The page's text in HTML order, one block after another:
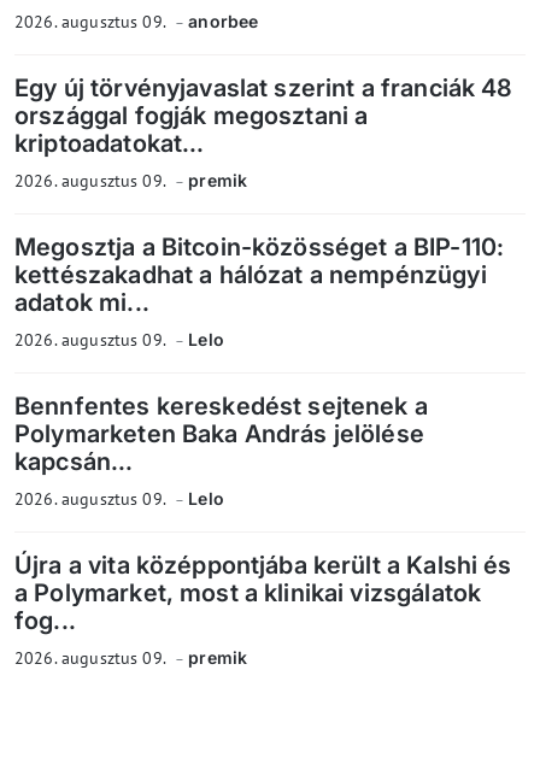
2026. augusztus 09. anorbee
Egy új törvényjavaslat szerint a franciák 48
országgal fogják megosztani a
kriptoadatokat...
2026. augusztus 09. premik
Megosztja a Bitcoin-közösséget a BIP-110:
kettészakadhat a hálózat a nempénzügyi
adatok mi...
2026. augusztus 09. Lelo
Bennfentes kereskedést sejtenek a
Polymarketen Baka András jelölése
kapcsán...
2026. augusztus 09. Lelo
Újra a vita középpontjába került a Kalshi és
a Polymarket, most a klinikai vizsgálatok
fog...
2026. augusztus 09. premik